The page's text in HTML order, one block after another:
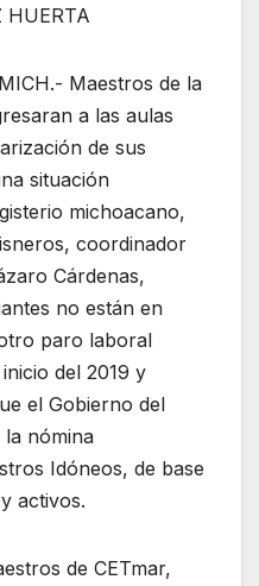
HUERTA
Maestros de la
a las aulas
de sus
situación
michoacano,
coordinador
Cárdenas,
no están en
paro laboral
del 2019 y
el Gobierno del
la nómina
Idóneos, de base
activos.
de CETmar,